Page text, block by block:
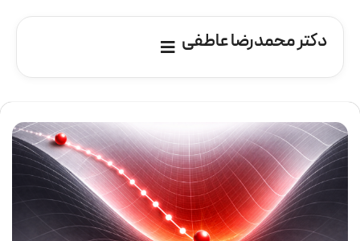
دکتر محمدرضا عاطفی